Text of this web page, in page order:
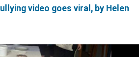
video goes viral, by Helen